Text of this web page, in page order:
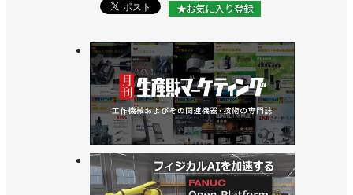
★お気に入り登録